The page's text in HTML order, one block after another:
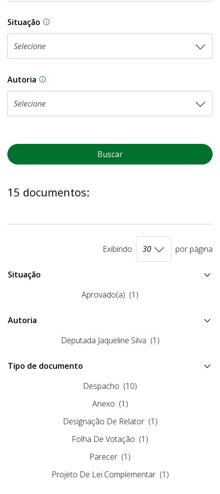
Situação Na CLDF, as proposições legislativas
Autoria As proposições legislativas na CLDF podem
Buscar
15 documentos:
Exibindo por página
Situação
Aprovado(a) (1)
Autoria
Deputada Jaqueline Silva (1)
Tipo de documento
Despacho (10)
Anexo (1)
Designação De Relator (1)
Folha De Votação (1)
Parecer (1)
Projeto De Lei Complementar (1)